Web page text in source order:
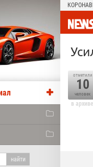
отметили
10
человек
в архиве